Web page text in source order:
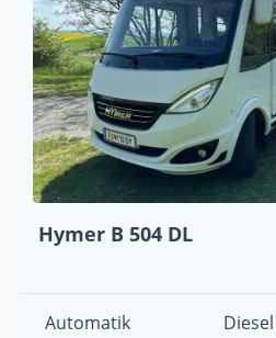
Hymer B 504 DL
Automatik Diesel